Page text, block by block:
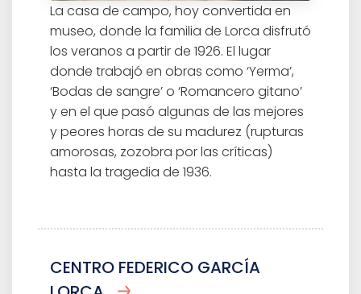
La casa de campo, hoy convertida en
museo, donde la familia de Lorca disfrutó
los veranos a partir de 1926. El lugar
donde trabajó en obras como ‘Yerma’,
‘Bodas de sangre’ o ‘Romancero gitano’
y en el que pasó algunas de las mejores
y peores horas de su madurez (rupturas
amorosas, zozobra por las críticas)
hasta la tragedia de 1936.
CENTRO FEDERICO GARCÍA